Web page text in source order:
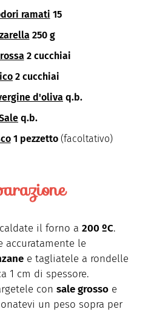
ramati 15
250 g
2 cucchiai
2 cucchiai
d'oliva q.b.
q.b.
1 pezzetto(facoltativo)
il forno a 200 ºC.
accuratamente le
e tagliatele a rondelle
1 cm di spessore.
con sale grosso e
un peso sopra per